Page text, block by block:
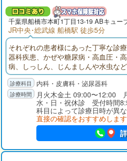
千葉県船橋市本町1丁目13-19 ABキュー
JR中央･総武線 船橋駅 徒歩5分
それぞれの患者様にあった丁寧な診
器科疾患、かぜや糖尿病・高血圧・
病、しっしん、じんましんや水虫な
採血、エコー（腹部エコー・頸動脈
たします。CT、MRIは提携医療機関
ます。なるべく不必要な薬は処方し
合った薬を考えていきます。
内科・皮膚科・泌尿器科
月火木金土 09:00〜12:00
水・日・祝休診 受付時間
科目によって診療日時が異
直接の確認をおすすめします